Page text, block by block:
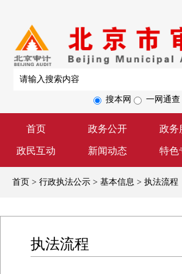
首页 政务公开 政务
政民互动 新闻动态 特色
搜本网 一网通查
首页 > 行政执法公示 > 基本信息 > 执法流程
执法流程